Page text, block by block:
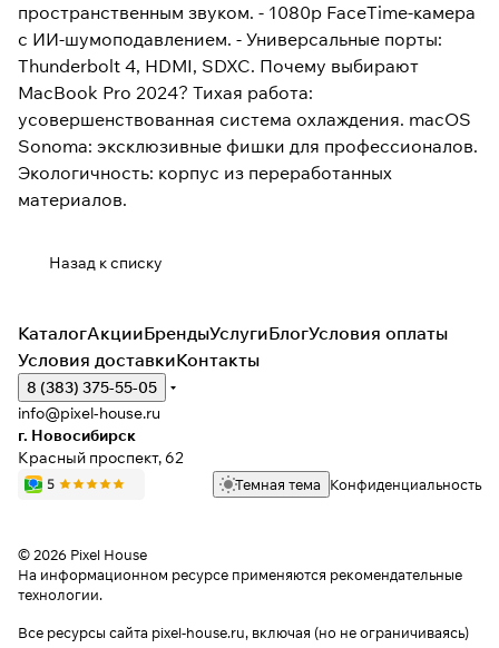
пространственным звуком. - 1080p FaceTime-камера
с ИИ-шумоподавлением. - Универсальные порты:
Thunderbolt 4, HDMI, SDXC. Почему выбирают
MacBook Pro 2024? Тихая работа:
усовершенствованная система охлаждения. macOS
Sonoma: эксклюзивные фишки для профессионалов.
Экологичность: корпус из переработанных
материалов.
Назад к списку
КаталогАкцииБрендыУслугиБлогУсловия оплаты
Условия доставкиКонтакты
8 (383) 375-55-05
info@pixel-house.ru
г. Новосибирск
Красный проспект, 62
Темная тема Конфиденциальность
© 2026 Pixel House
На информационном ресурсе применяются рекомендательные
технологии.
Все ресурсы сайта pixel-house.ru, включая (но не ограничиваясь)